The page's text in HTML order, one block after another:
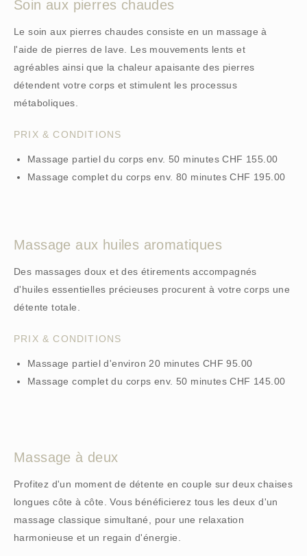
Soin aux pierres chaudes
Le soin aux pierres chaudes consiste en un massage à
l'aide de pierres de lave. Les mouvements lents et
agréables ainsi que la chaleur apaisante des pierres
détendent votre corps et stimulent les processus
métaboliques.
PRIX & CONDITIONS
Massage partiel du corps env. 50 minutes CHF 155.00
Massage complet du corps env. 80 minutes CHF 195.00
Massage aux huiles aromatiques
Des massages doux et des étirements accompagnés
d'huiles essentielles précieuses procurent à votre corps une
détente totale.
PRIX & CONDITIONS
Massage partiel d'environ 20 minutes CHF 95.00
Massage complet du corps env. 50 minutes CHF 145.00
Massage à deux
Profitez d'un moment de détente en couple sur deux chaises
longues côte à côte. Vous bénéficierez tous les deux d'un
massage classique simultané, pour une relaxation
harmonieuse et un regain d'énergie.